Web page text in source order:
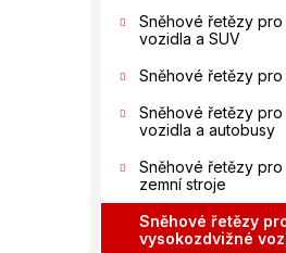
Sněhové řetězy
vozidla a SUV
Sněhové řetězy
Sněhové řetězy pro
vozidla a autobusy
Sněhové řetězy
zemní stroje
Sněhové řetězy
vysokozdvižné